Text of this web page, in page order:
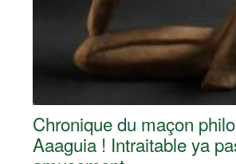
Chronique du maçon
Aaaguia ! Intraitable ya